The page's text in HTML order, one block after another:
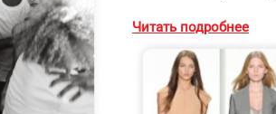
Читать подробнее